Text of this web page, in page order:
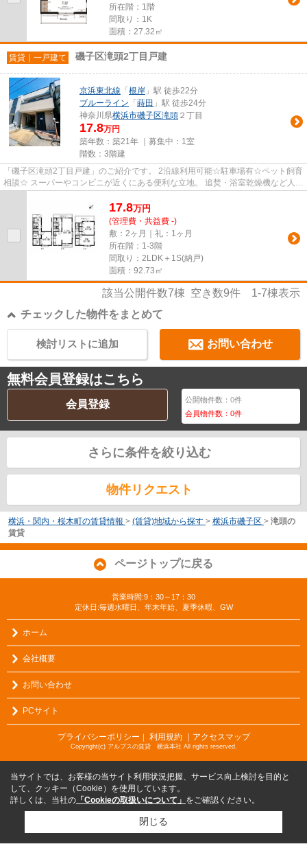
所在階：1階
間取り：1K
面積：27.32㎡
賃貸｜一戸建て 磯子区滝頭2丁目戸建
京浜東北線 「 根岸 」駅 徒歩22分
ブルーライン 「 蒔田 」駅 徒歩24分
神奈川県横浜市磯子区滝頭 ２丁目
17.8万円
築年数：築21年 ｜募集中： 1室
階数：3階建
「磯子区滝頭2丁目戸建」のご紹介です。 2沿線利用可能☆駐車場有☆ペット飼育
相談☆ スーパーやコンビニが近くにある便利な立地。 追焚・浴室乾燥機など人気
17.8万円
(管理費・共益費 -)
敷：2ヶ月｜礼：1ヶ月
所在階：1-3階
間取り：2LDK＋1S(納戸)
面積：92.73㎡
該当公開件数7棟 空き数9件 1-7棟表示
チェックした物件をまとめて
お問い合わせ
検討リストに追加
無料会員登録はこちら
会員登録 公開物件数：0件
会員物件数：0件
さらに条件を絞り込む
物件リクエスト
横浜・関内・桜木町の賃貸情報 > (賃貸)地域から探す > 横浜市磯子区 > 滝頭の
賃貸
ページトップに戻る
営業時間:9：30～17：30
定休日:毎週水曜日、年末年始、夏季休暇、GW
ホーム
会社概要
お問い合わせ
PCサイト
プライバシーポリシー ｜ 利用規約 ｜アクセスマップ
Copyright(c) アルプスの賃貸 横浜本社 All rights reserved.
当サイトでは、お客様の当サイト利用状況把握、サービス向上検討を目的と
して、クッキー（Cookie）を使用しています。
詳しくは、当社の 「Cookieの取扱いについて」 をご確認ください。
閉じる